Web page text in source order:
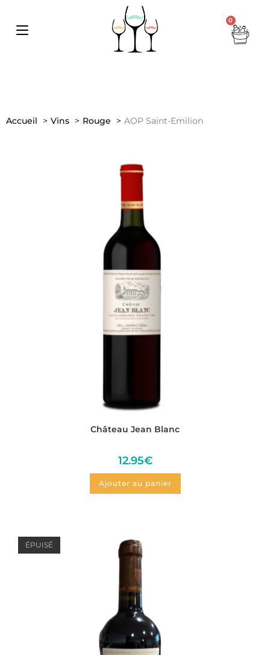
0
Accueil Vins Rouge AOP Saint-Emilion
Château Jean Blanc
12.95€
Ajouter au panier
ÉPUISÉ